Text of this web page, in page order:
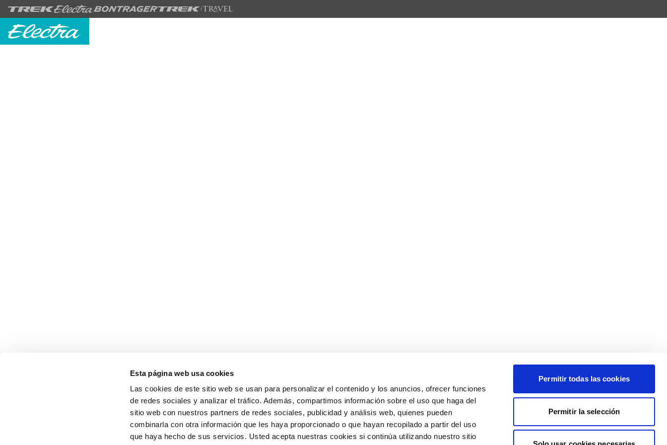
Esta página web usa cookies
Las cookies de este sitio web se usan para personalizar el contenido y los anuncios, ofrecer funciones
de redes sociales y analizar el tráfico. Además, compartimos información sobre el uso que haga del
sitio web con nuestros partners de redes sociales, publicidad y análisis web, quienes pueden
combinarla con otra información que les haya proporcionado o que hayan recopilado a partir del uso
que haya hecho de sus servicios. Usted acepta nuestras cookies si continúa utilizando nuestro sitio
Permitir todas las cookies
Permitir la selección